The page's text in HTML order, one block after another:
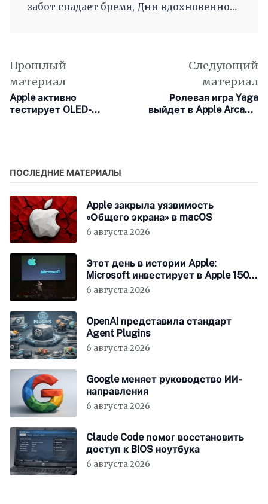
забот спадает бремя, Дни вдохновенного
Прошлый
материал
Apple активно
тестирует OLED-
Следующий
материал
Ролевая игра Yaga
выйдет в Apple Arcade,
ПОСЛЕДНИЕ МАТЕРИАЛЫ
Apple закрыла уязвимость
«Общего экрана» в macOS
6 августа 2026
Этот день в истории Apple:
Microsoft инвестирует в Apple 150
миллионов долларов
6 августа 2026
OpenAI представила стандарт
Agent Plugins
6 августа 2026
Google меняет руководство ИИ-
направления
6 августа 2026
Claude Code помог восстановить
доступ к BIOS ноутбука
6 августа 2026